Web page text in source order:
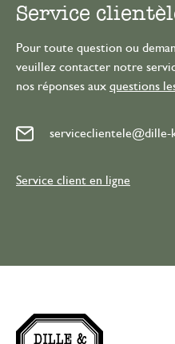
Service
Pour toute question ou
veuillez contacter notre
nos réponses aux questions
serviceclientele@dille-
Service client en ligne